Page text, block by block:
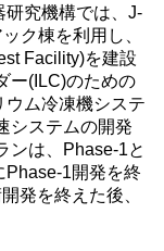
研究機構では、J-
ク棟を利用し、
Facility)を建設
ー(ILC)のための
ウム冷凍機システ
システムの開発
ンは、Phase-1と
Phase-1開発を終
発を終えた後、